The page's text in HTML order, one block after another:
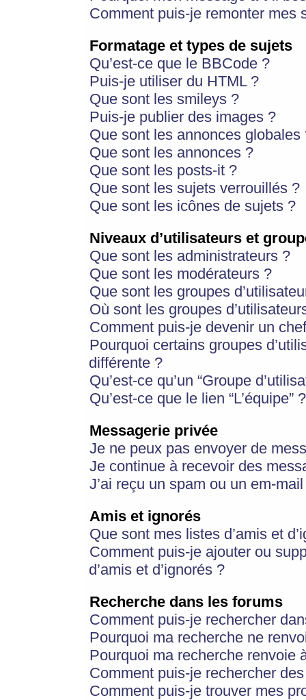
Comment puis-je remonter mes
Formatage et types de sujets
Qu’est-ce que le BBCode ?
Puis-je utiliser du HTML ?
Que sont les smileys ?
Puis-je publier des images ?
Que sont les annonces globales
Que sont les annonces ?
Que sont les posts-it ?
Que sont les sujets verrouillés ?
Que sont les icônes de sujets ?
Niveaux d’utilisateurs et
Que sont les administrateurs ?
Que sont les modérateurs ?
Que sont les groupes
Où sont les groupes
Comment puis-je devenir un
Pourquoi certains groupes
différente ?
Qu’est-ce qu’un “Groupe
Qu’est-ce que le lien “L’équipe” ?
Messagerie privée
Je ne peux pas envoyer de
Je continue à recevoir des
J’ai reçu un spam ou un em-
Amis et ignorés
Que sont mes listes d’amis et
Comment puis-je ajouter ou
d’amis et d’ignorés ?
Recherche dans les forums
Comment puis-je rechercher
Pourquoi ma recherche ne
Pourquoi ma recherche renvoie
Comment puis-je rechercher
Comment puis-je trouver mes